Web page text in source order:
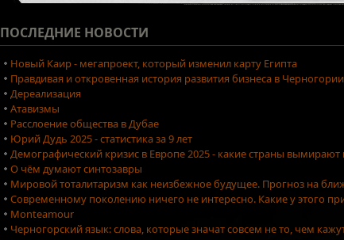
ПОСЛЕДНИЕ НОВОСТИ
Новый Каир - мегапроект, который изменил карту Египта
Правдивая и откровенная история развития бизнеса в
Дереализация
Атавизмы
Расслоение общества в Дубае
Юрий Дудь 2025 - статистика за 9 лет
Демографический кризис в Европе 2025 - какие страны вымирают
О чём думают синтозавры
Мировой тоталитаризм как неизбежное будущее. Прогноз на
Современному поколению ничего не интересно. Какие у этого
Monteamour
Черногорский язык: слова, которые значат совсем не то, чем